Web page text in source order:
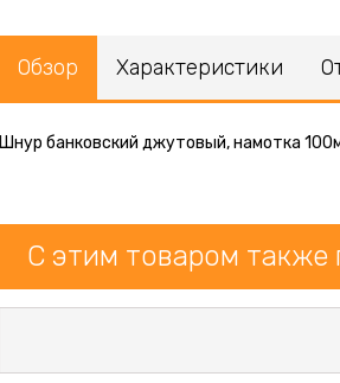
Обзор Характеристики
Шнур банковский джутовый, намотка
С этим товаром также